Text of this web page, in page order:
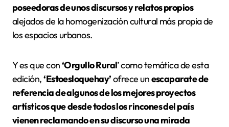
poseedoras de unos discursos y relatos propios
alejados de la homogenización cultural más propia de
los espacios urbanos.
Y es que con‘Orgullo Rural’ como temática de esta
edición,‘Estoesloquehay’ofrece unescaparate de
referencia de algunos de los mejores proyectos
artísticos quedesde todos los rincones del país
vienen reclamando en su discurso una mirada